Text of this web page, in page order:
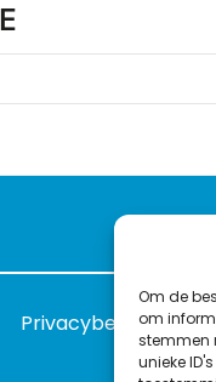
Om de
om
stemmen
unieke
Privacybeleid